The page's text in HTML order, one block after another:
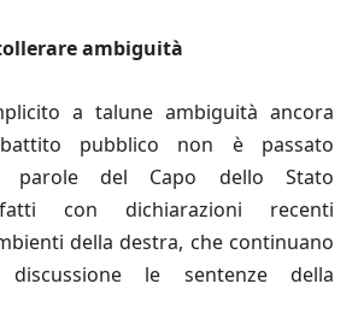
ambiguità
a talune ambiguità ancora
pubblico non è passato
parole del Capo dello Stato
con dichiarazioni recenti
della destra, che continuano
le sentenze della